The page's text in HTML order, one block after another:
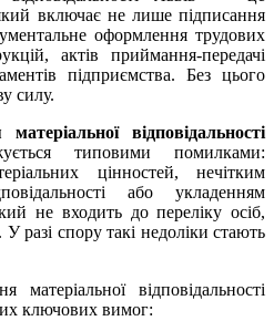
включає не лише підписання
оформлення трудових
актів приймання-передачі
підприємства. Без цього
силу.
відповідальності
типовими помилками:
цінностей, нечітким
або укладенням
не входить до переліку осіб,
разі спору такі недоліки стають
відповідальності
ключових вимог: